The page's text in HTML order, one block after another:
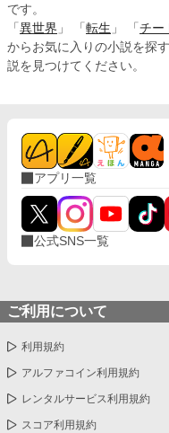
です。
「 異世界 」 「 転生 」 「 チー
からお気に入りの小説を探
説を見つけてください。
アプリ一覧
公式SNS一覧
ご利用について
利用規約
アルファコイン利用規約
レンタルサービス利用規約
スコア利用規約